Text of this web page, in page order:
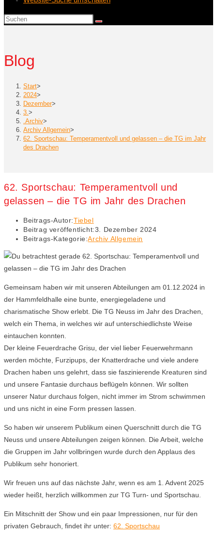
Blog
Start>
2024>
Dezember>
3. >
.Archiv>
Archiv Allgemein>
62. Sportschau: Temperamentvoll und gelassen – die TG im Jahr
des Drachen
62. Sportschau: Temperamentvoll und
gelassen – die TG im Jahr des Drachen
Beitrags-Autor:Tiebel
Beitrag veröffentlicht:3. Dezember 2024
Beitrags-Kategorie:Archiv Allgemein
Gemeinsam haben wir mit unseren Abteilungen am 01.12.2024 in
der Hammfeldhalle eine bunte, energiegeladene und
charismatische Show erlebt. Die TG Neuss im Jahr des Drachen,
welch ein Thema, in welches wir auf unterschiedlichste Weise
eintauchen konnten.
Der kleine Feuerdrache Grisu, der viel lieber Feuerwehrmann
werden möchte, Furzipups, der Knatterdrache und viele andere
Drachen haben uns gelehrt, dass sie faszinierende Kreaturen sind
und unsere Fantasie durchaus beflügeln können. Wir sollten
unserer Natur durchaus folgen, nicht immer im Strom schwimmen
und uns nicht in eine Form pressen lassen.
So haben wir unserem Publikum einen Querschnitt durch die TG
Neuss und unsere Abteilungen zeigen können. Die Arbeit, welche
die Gruppen im Jahr vollbringen wurde durch den Applaus des
Publikum sehr honoriert.
Wir freuen uns auf das nächste Jahr, wenn es am 1. Advent 2025
wieder heißt, herzlich willkommen zur TG Turn- und Sportschau.
Ein Mitschnitt der Show und ein paar Impressionen, nur für den
privaten Gebrauch, findet ihr unter: 62. Sportschau